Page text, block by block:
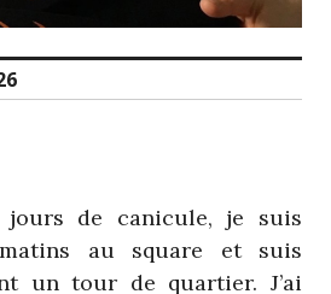
jours de canicule, je suis
au square et suis
un tour de quartier. J’ai